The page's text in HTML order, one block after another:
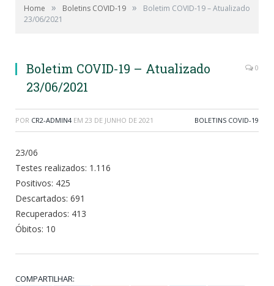
Home » Boletins COVID-19 »
Boletim COVID-19 – Atualizado
23/06/2021
Boletim COVID-19 – Atualizado
23/06/2021
0
POR CR2-ADMIN4 EM 23 DE JUNHO DE 2021 BOLETINS COVID-19
23/06
Testes realizados: 1.116
Positivos: 425
Descartados: 691
Recuperados: 413
Óbitos: 10
COMPARTILHAR: